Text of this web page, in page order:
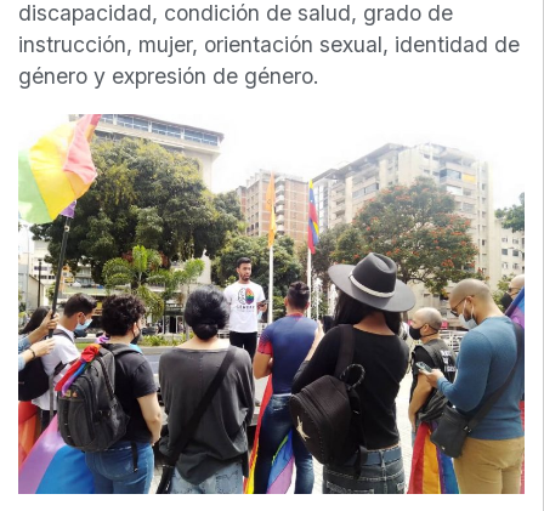
discapacidad, condición de salud, grado de
instrucción, mujer, orientación sexual, identidad de
género y expresión de género.